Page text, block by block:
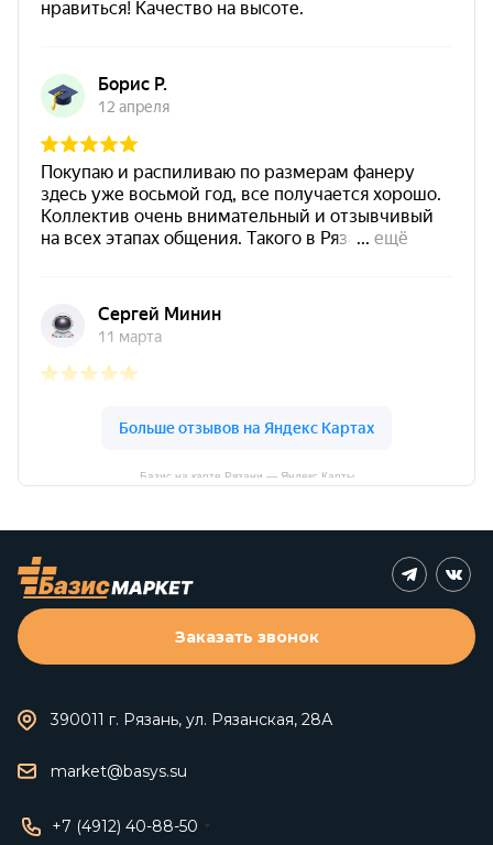
Базис на карте Рязани — Яндекс Карты
390011 г. Рязань, ул. Рязанская, 28А
market@basys.su
+7 (4912) 40-88-50
Заказать звонок